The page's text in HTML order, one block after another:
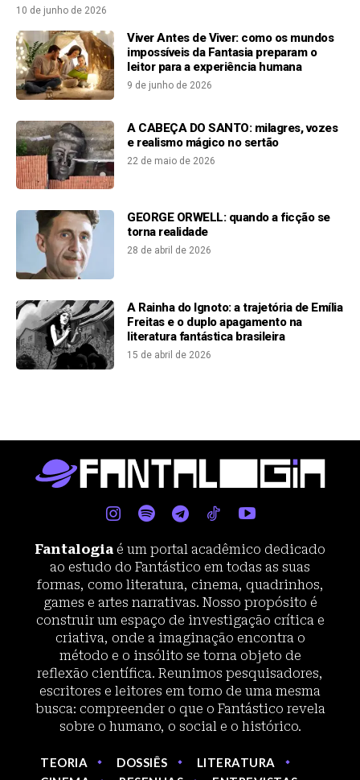
10 de junho de 2026
Viver Antes de Viver: como os mundos
impossíveis da Fantasia preparam o
leitor para a experiência humana
9 de junho de 2026
A CABEÇA DO SANTO: milagres, vozes
e realismo mágico no sertão
22 de maio de 2026
GEORGE ORWELL: quando a ficção se
torna realidade
28 de abril de 2026
A Rainha do Ignoto: a trajetória de Emília
Freitas e o duplo apagamento na
literatura fantástica brasileira
15 de abril de 2026
Fantalogia é um portal acadêmico dedicado
ao estudo do Fantástico em todas as suas
formas, como literatura, cinema, quadrinhos,
games e artes narrativas. Nosso propósito é
construir um espaço de investigação crítica e
criativa, onde a imaginação encontra o
método e o insólito se torna objeto de
reflexão científica. Reunimos pesquisadores,
escritores e leitores em torno de uma mesma
busca: compreender o que o Fantástico revela
sobre o humano, o social e o histórico.
TEORIA DOSSIÊS
LITERATURA